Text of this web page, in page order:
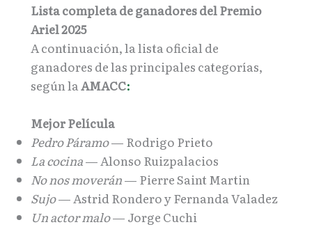
Lista completa de ganadores del Premio
Ariel 2025
A continuación, la lista oficial de
ganadores de las principales categorías,
según la AMACC:
Mejor Película
Pedro Páramo— Rodrigo Prieto
La cocina— Alonso Ruizpalacios
No nos moverán— Pierre Saint Martin
Sujo— Astrid Rondero y Fernanda Valadez
Un actor malo— Jorge Cuchi